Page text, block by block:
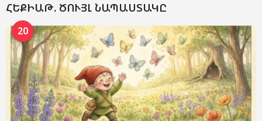
ՀԵՔԻԱԹ. ԾՈՒՅԼ ՆԱՊԱՍՏԱԿԸ
20